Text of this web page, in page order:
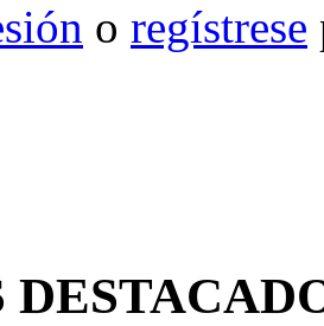
o regístrese